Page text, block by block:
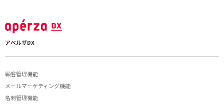
アペルザDX
顧客管理機能
メールマーケティング機能
名刺管理機能